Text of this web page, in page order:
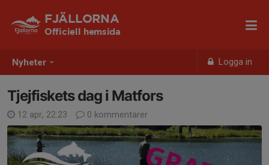
Nyheter Logga in
FJÄLLORNA
Officiell hemsida
Tjejfiskets dag i Matfors
12 apr, 22:23 0 kommentarer